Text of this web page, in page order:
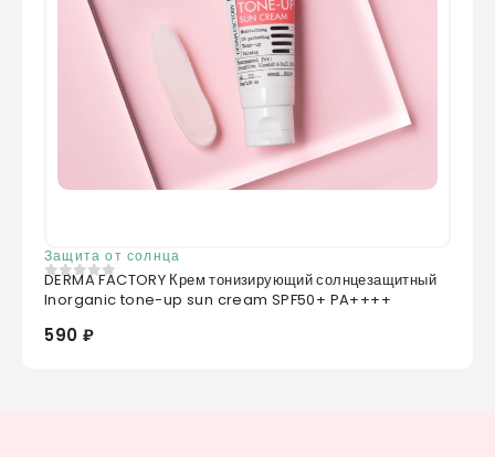
Защита от солнца
0из 5
DERMA FACTORY Крем тонизирующий солнцезащитный
Inorganic tone-up sun cream SPF50+ PA++++
590 ₽